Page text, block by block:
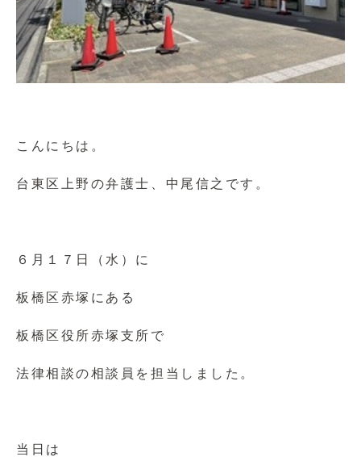
こんにちは。
台東区上野の弁護士、中尾信之です。
６月１７日（水）に
板橋区赤塚にある
板橋区役所赤塚支所で
法律相談の相談員を担当しました。
当日は